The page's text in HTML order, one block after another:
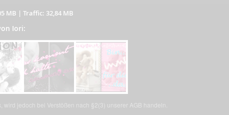
MB | Traffic: 32,84 MB
Iori:
jedoch bei Verstößen nach §2(3) unserer AGB handeln.